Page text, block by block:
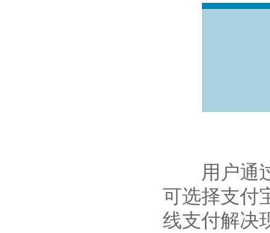
用户通过
可选择支付
线支付解决